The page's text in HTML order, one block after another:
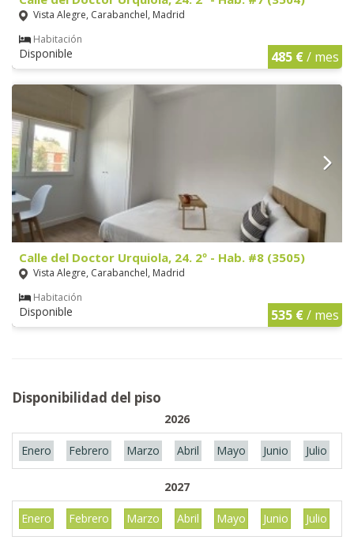
Vista Alegre, Carabanchel, Madrid
Habitación
Disponible 485 €/ mes
Calle del Doctor Urquiola, 24. 2º - Hab. #8 (3505)
Vista Alegre, Carabanchel, Madrid
Habitación
Disponible 535 €/ mes
Disponibilidad del piso
2026
Enero Febrero Marzo Abril Mayo Junio Julio
2027
Enero Febrero Marzo Abril Mayo Junio Julio